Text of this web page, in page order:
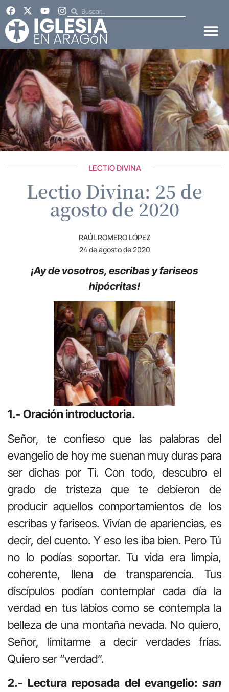
LECTIO DIVINA
Lectio Divina: 25 de
agosto de 2020
RAÚL ROMERO LÓPEZ
24 de agosto de 2020
¡Ay de vosotros, escribas y fariseos
hipócritas!
1.- Oración introductoria.
Señor, te confieso que las palabras del
evangelio de hoy me suenan muy duras para
ser dichas por Ti. Con todo, descubro el
grado de tristeza que te debieron de
producir aquellos comportamientos de los
escribas y fariseos. Vivían de apariencias, es
decir, del cuento. Y eso les iba bien. Pero Tú
no lo podías soportar. Tu vida era limpia,
coherente, llena de transparencia. Tus
discípulos podían contemplar cada día la
verdad en tus labios como se contempla la
belleza de una montaña nevada. No quiero,
Señor, limitarme a decir verdades frías.
Quiero ser “verdad”.
2.- Lectura reposada del evangelio: san